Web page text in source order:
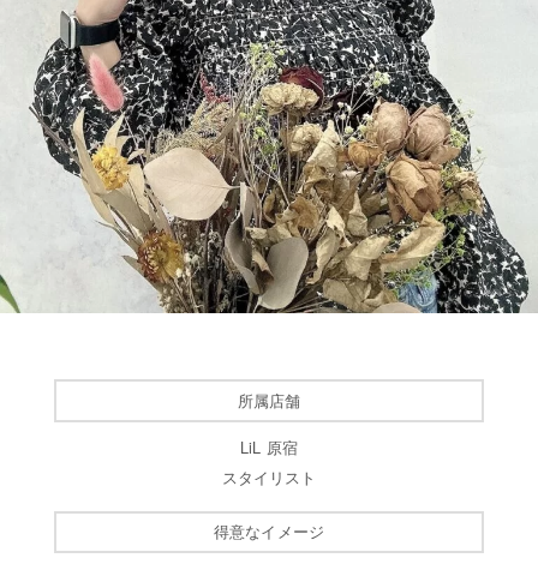
所属店舗
LiL 原宿
スタイリスト
得意なイメージ